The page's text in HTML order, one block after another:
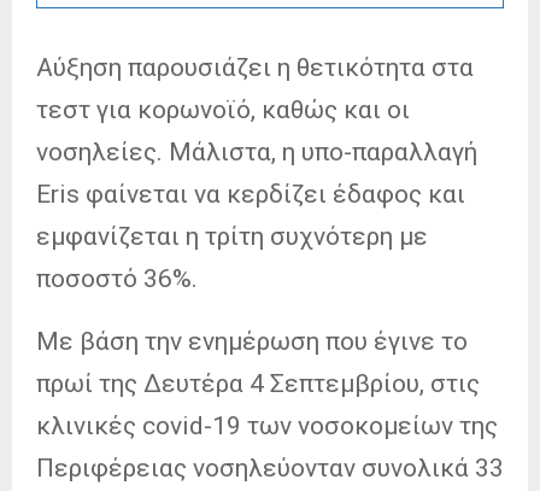
Αύξηση παρουσιάζει η θετικότητα στα
τεστ για κορωνοϊό, καθώς και οι
νοσηλείες. Μάλιστα, η υπο-παραλλαγή
Eris φαίνεται να κερδίζει έδαφος και
εμφανίζεται η τρίτη συχνότερη με
ποσοστό 36%.
Mε βάση την ενημέρωση που έγινε το
πρωί της Δευτέρα 4 Σεπτεμβρίου, στις
κλινικές covid-19 των νοσοκομείων της
Περιφέρειας νοσηλεύονταν συνολικά 33